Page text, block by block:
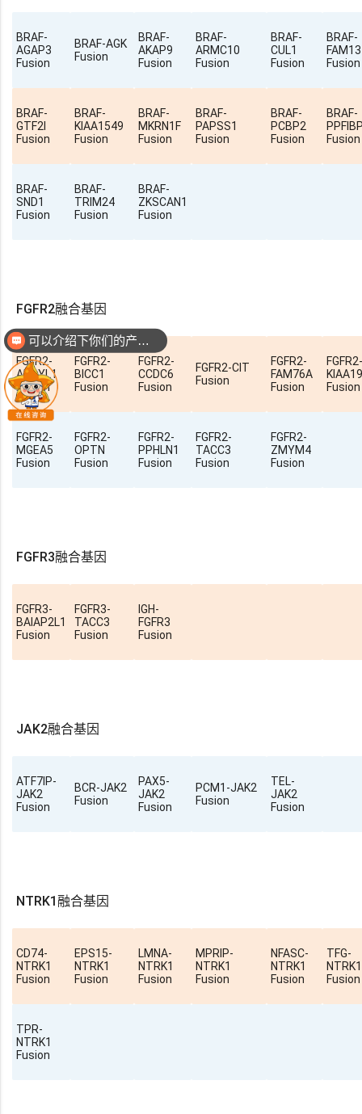
BRAF-
AGAP3
Fusion
BRAF-AGK
Fusion
BRAF-
AKAP9
Fusion
BRAF-
ARMC10
Fusion
BRAF-
CUL1
Fusion
BRAF-
Fusion
BRAF-
GTF2I
Fusion
BRAF-
KIAA1549
Fusion
BRAF-
MKRN1F
Fusion
BRAF-
PAPSS1
Fusion
BRAF-
PCBP2
Fusion
BRAF-
Fusion
BRAF-
SND1
Fusion
BRAF-
TRIM24
Fusion
BRAF-
ZKSCAN1
Fusion
FGFR2融合基因
FGFR2-
AHCYL1
Fusion
FGFR2-
BICC1
Fusion
FGFR2-
CCDC6
Fusion
FGFR2-CIT
Fusion
FGFR2-
FAM76A
Fusion
FGFR2-
Fusion
FGFR2-
MGEA5
Fusion
FGFR2-
OPTN
Fusion
FGFR2-
PPHLN1
Fusion
FGFR2-
TACC3
Fusion
FGFR2-
ZMYM4
Fusion
FGFR3融合基因
FGFR3-
BAIAP2L1
Fusion
FGFR3-
TACC3
Fusion
IGH-
FGFR3
Fusion
JAK2融合基因
ATF7IP-
JAK2
Fusion
BCR-JAK2
Fusion
PAX5-
JAK2
Fusion
PCM1-JAK2
Fusion
TEL-
JAK2
Fusion
NTRK1融合基因
CD74-
NTRK1
Fusion
EPS15-
NTRK1
Fusion
LMNA-
NTRK1
Fusion
MPRIP-
NTRK1
Fusion
NFASC-
NTRK1
Fusion
TFG-
NTRK1
Fusion
TPR-
NTRK1
Fusion
可以介绍下你们的产品么
你们是怎么收费的呢